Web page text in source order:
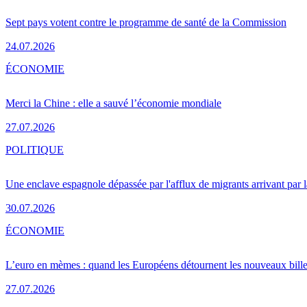
Sept pays votent contre le programme de santé de la Commission
24.07.2026
Merci la Chine : elle a sauvé l’économie mondiale
27.07.2026
ÉCONOMIE
Une enclave espagnole dépassée par l'afflux de migrants arrivant par
30.07.2026
POLITIQUE
L’euro en mèmes : quand les Européens détournent les nouveaux
27.07.2026
ÉCONOMIE